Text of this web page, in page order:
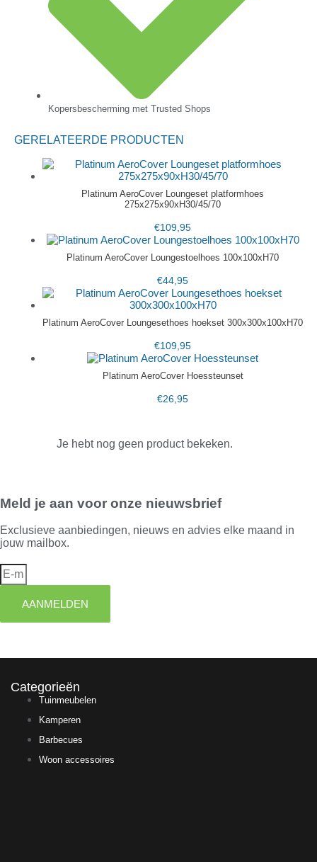
Kopersbescherming met Trusted Shops
GERELATEERDE PRODUCTEN
Platinum AeroCover Loungeset platformhoes
275x275x90xH30/45/70
€109,95
Platinum AeroCover Loungestoelhoes 100x100xH70
€44,95
Platinum AeroCover Loungesethoes hoekset 300x300x100xH70
€109,95
Platinum AeroCover Hoessteunset
€26,95
Je hebt nog geen product bekeken.
Meld je aan voor onze nieuwsbrief
Exclusieve aanbiedingen, nieuws en advies elke maand in
jouw mailbox.
AANMELDEN
Categorieën
Tuinmeubelen
Kamperen
Barbecues
Woon accessoires